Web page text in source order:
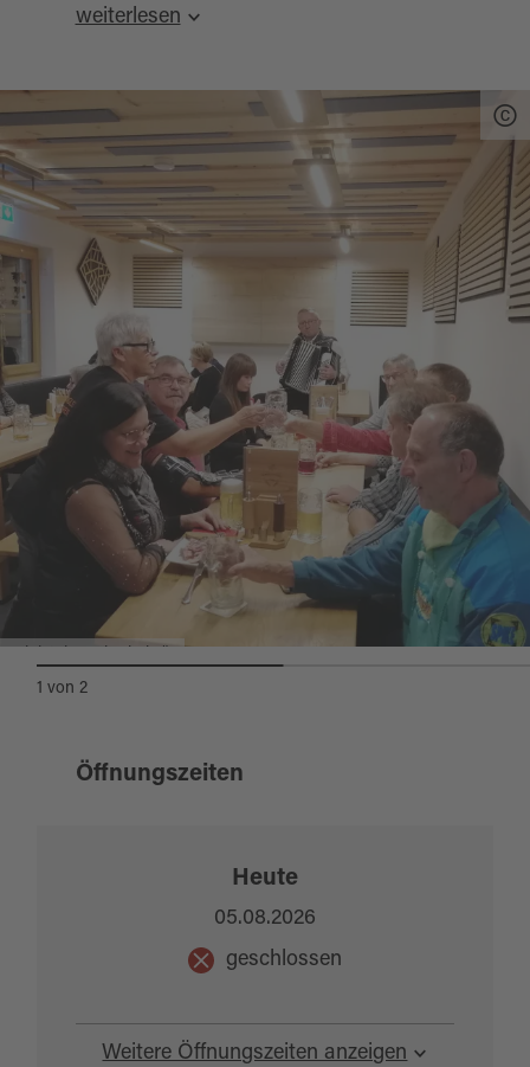
einzigartigen Geschmackserlebnis passen.
Ab 20 Personen öffnet die Zoiglstube auch nach
vorheriger Absprache für Gruppen. An diesen
Terminen kann auch eine Brauereiführung (ca.
1 Stunde) angeboten werden.
Die Zoiglstube ist jeden ersten Freitag und
anschließenden Samstag im Monat ab 17:00
Uhr geöffnet.
Quelle:destination.one
weiterlesen
1 von2
Öffnungszeiten
Weitere Öffnungszeiten anzeigen
Heute
05.08.2026
geschlossen